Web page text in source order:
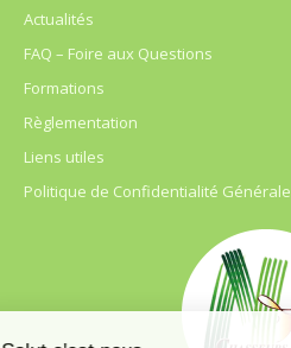
Actualités
FAQ – Foire aux Questions
Formations
Règlementation
Liens utiles
Politique de Confidentialité Générale